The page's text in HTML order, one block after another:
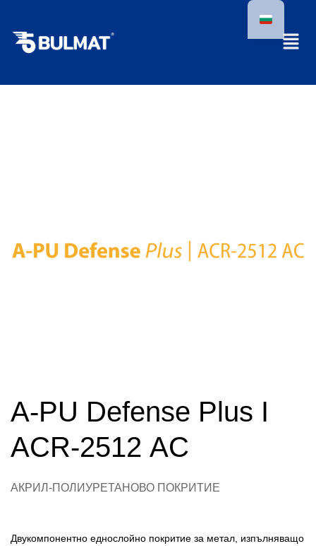
A-PU Defense Plus I
ACR-2512 АC
АКРИЛ-ПОЛИУРЕТАНОВО ПОКРИТИЕ
Двукомпонентно еднослойно покритие за метал, изпълняващо